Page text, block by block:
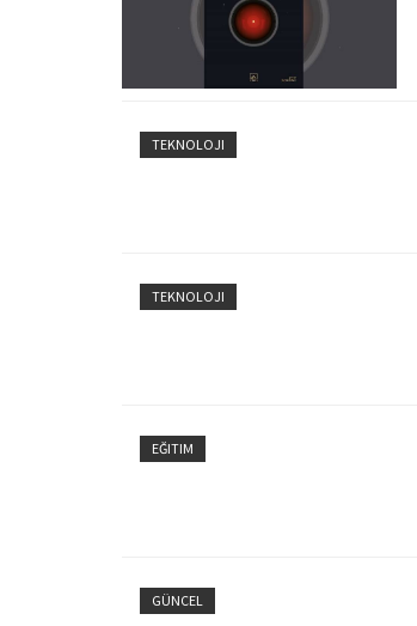
TEKNOLOJI
TEKNOLOJI
EĞITIM
GÜNCEL